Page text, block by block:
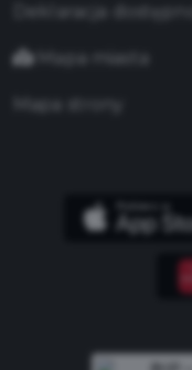
Deklaracja
Mapa miasta
Mapa strony